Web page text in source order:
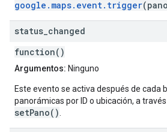
google.maps.event.trigger
status changed
function()
Argumentos: Ninguno
Este evento se activa después de cada
panorámicas por ID o ubicación, a
setPano()